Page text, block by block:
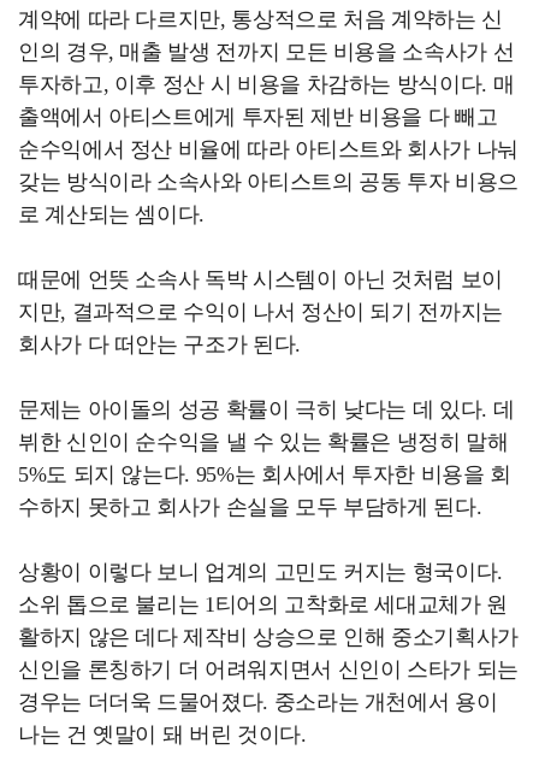
계약에 따라 다르지만, 통상적으로 처음 계약하는 신
인의 경우, 매출 발생 전까지 모든 비용을 소속사가 선
투자하고, 이후 정산 시 비용을 차감하는 방식이다. 매
출액에서 아티스트에게 투자된 제반 비용을 다 빼고
순수익에서 정산 비율에 따라 아티스트와 회사가 나눠
갖는 방식이라 소속사와 아티스트의 공동 투자 비용으
로 계산되는 셈이다.
때문에 언뜻 소속사 독박 시스템이 아닌 것처럼 보이
지만, 결과적으로 수익이 나서 정산이 되기 전까지는
회사가 다 떠안는 구조가 된다.
문제는 아이돌의 성공 확률이 극히 낮다는 데 있다. 데
뷔한 신인이 순수익을 낼 수 있는 확률은 냉정히 말해
5%도 되지 않는다. 95%는 회사에서 투자한 비용을 회
수하지 못하고 회사가 손실을 모두 부담하게 된다.
상황이 이렇다 보니 업계의 고민도 커지는 형국이다.
소위 톱으로 불리는 1티어의 고착화로 세대교체가 원
활하지 않은 데다 제작비 상승으로 인해 중소기획사가
신인을 론칭하기 더 어려워지면서 신인이 스타가 되는
경우는 더더욱 드물어졌다. 중소라는 개천에서 용이
나는 건 옛말이 돼 버린 것이다.